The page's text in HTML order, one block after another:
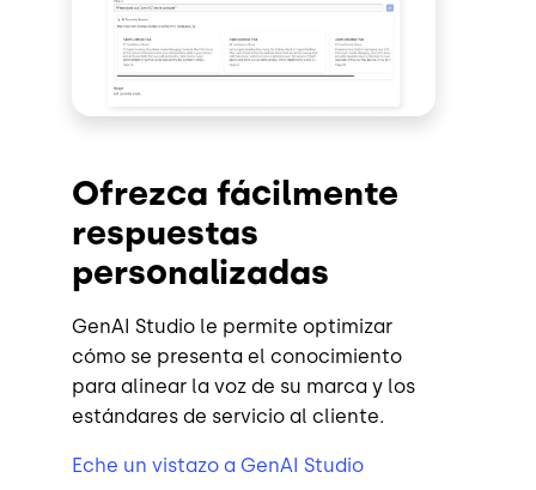
Ofrezca fácilmente
respuestas
personalizadas
GenAI Studio le permite optimizar
cómo se presenta el conocimiento
para alinear la voz de su marca y los
estándares de servicio al cliente.
Eche un vistazo a GenAI Studio